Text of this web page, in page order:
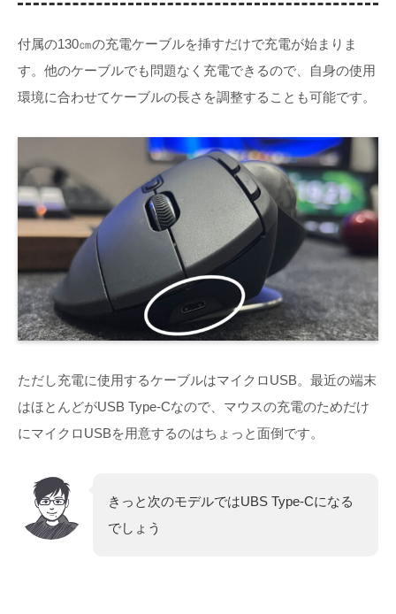
付属の130㎝の充電ケーブルを挿すだけで充電が始まりま
す。他のケーブルでも問題なく充電できるので、自身の使用
環境に合わせてケーブルの長さを調整することも可能です。
ただし充電に使用するケーブルはマイクロUSB。最近の端末
はほとんどがUSB Type-Cなので、マウスの充電のためだけ
にマイクロUSBを用意するのはちょっと面倒です。
きっと次のモデルではUBS Type-Cになる
でしょう